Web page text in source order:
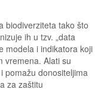
biodiverziteta tako što
ih u tzv. „data
modela i indikatora koji
vremena. Alati su
pomažu donositeljima
za zaštitu